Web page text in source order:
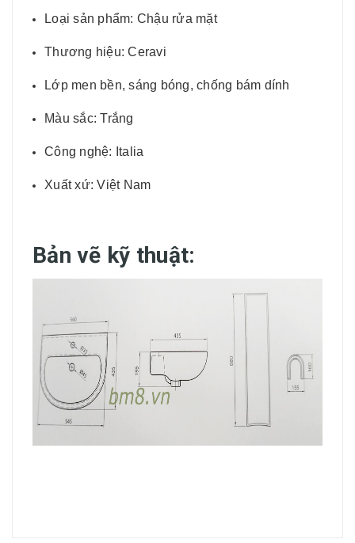
Loại sản phẩm: Chậu rửa mặt
Thương hiệu: Ceravi
Lớp men bền, sáng bóng, chống bám dính
Màu sắc: Trắng
Công nghệ: Italia
Xuất xứ: Việt Nam
Bản vẽ kỹ thuật: